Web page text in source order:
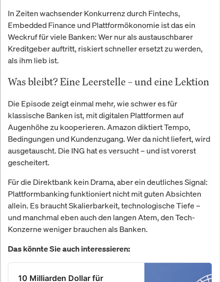
In Zeiten wachsender Konkurrenz durch Fintechs,
Embedded Finance und Plattformökonomie ist das ein
Weckruf für viele Banken: Wer nur als austauschbarer
Kreditgeber auftritt, riskiert schneller ersetzt zu werden,
als ihm lieb ist.
Was bleibt? Eine Leerstelle – und eine Lektion
Die Episode zeigt einmal mehr, wie schwer es für
klassische Banken ist, mit digitalen Plattformen auf
Augenhöhe zu kooperieren. Amazon diktiert Tempo,
Bedingungen und Kundenzugang. Wer da nicht liefert, wird
ausgetauscht. Die ING hat es versucht – und ist vorerst
gescheitert.
Für die Direktbank kein Drama, aber ein deutliches Signal:
Plattformbanking funktioniert nicht mit guten Absichten
allein. Es braucht Skalierbarkeit, technologische Tiefe –
und manchmal eben auch den langen Atem, den Tech-
Konzerne weniger brauchen als Banken.
Das könnte Sie auch interessieren:
10 Milliarden Dollar für